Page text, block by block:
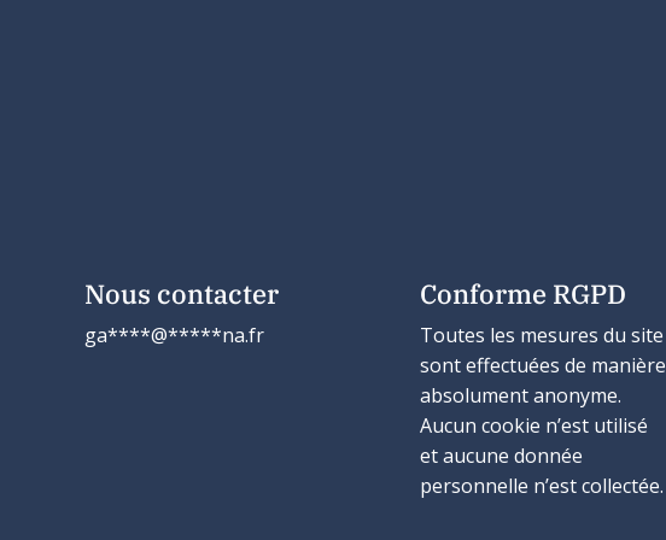
Nous contacter
ga****@*****na.fr
Conforme RGPD
Toutes les mesures du site
sont effectuées de manière
absolument anonyme.
Aucun cookie n’est utilisé
et aucune donnée
personnelle n’est collectée.